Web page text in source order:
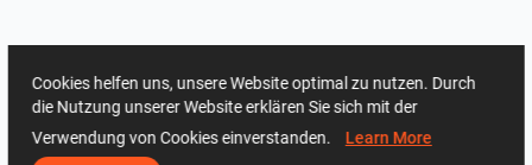
Cookies helfen uns, unsere Website optimal zu nutzen. Durch
die Nutzung unserer Website erklären Sie sich mit der
Verwendung von Cookies einverstanden. Learn More